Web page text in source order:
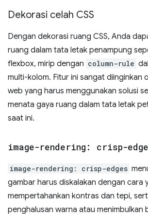
Dekorasi celah CSS
Dengan dekorasi ruang CSS, Anda
ruang dalam tata letak penampung
flexbox, mirip dengan column-rule
multi-kolom. Fitur ini sangat diinginkan
web yang harus menggunakan solusi
menata gaya ruang dalam tata letak
saat ini.
image-rendering: crisp-
image-rendering: crisp-edges
gambar harus diskalakan dengan cara
mempertahankan kontras dan tepi,
penghalusan warna atau menimbulkan